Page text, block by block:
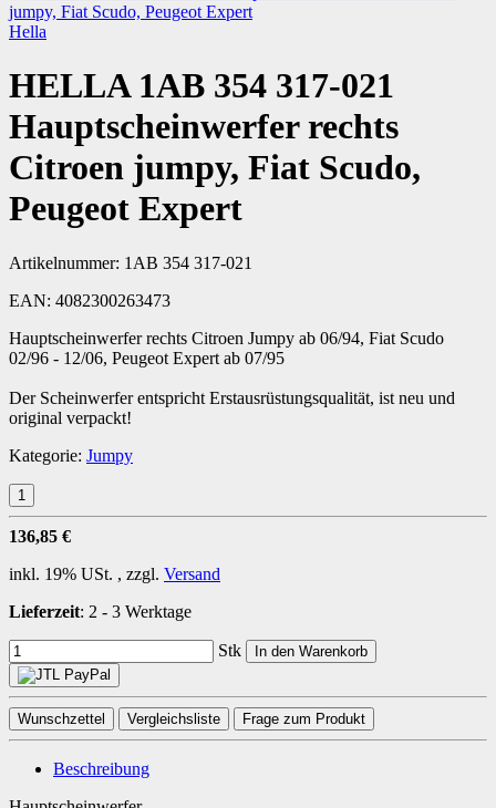
Hella
HELLA 1AB 354 317-021
Hauptscheinwerfer rechts
Citroen jumpy, Fiat Scudo,
Peugeot Expert
Artikelnummer: 1AB 354 317-021
EAN: 4082300263473
Hauptscheinwerfer rechts Citroen Jumpy ab 06/94, Fiat Scudo
02/96 - 12/06, Peugeot Expert ab 07/95
Der Scheinwerfer entspricht Erstausrüstungsqualität, ist neu und
original verpackt!
Kategorie: Jumpy
136,85 €
inkl. 19% USt. , zzgl. Versand
Lieferzeit: 2 - 3 Werktage
Stk In den Warenkorb
Wunschzettel Vergleichsliste Frage zum Produkt
Beschreibung